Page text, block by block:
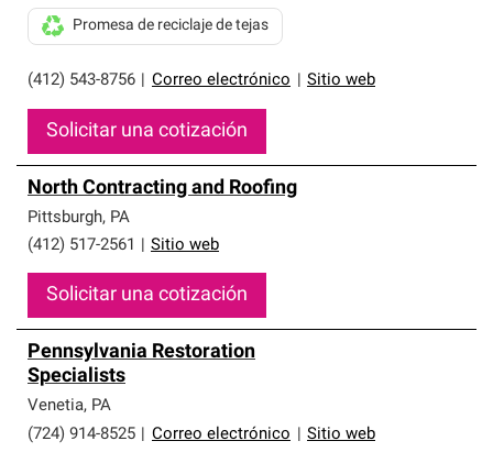
(412) 543-8756 Correo electrónico Sitio web
Promesa de reciclaje de tejas
Solicitar una cotización
North Contracting and Roofing
Pittsburgh, PA
(412) 517-2561
Sitio web
Solicitar una cotización
Pennsylvania Restoration
Specialists
Venetia, PA
(724) 914-8525
Correo electrónico Sitio web